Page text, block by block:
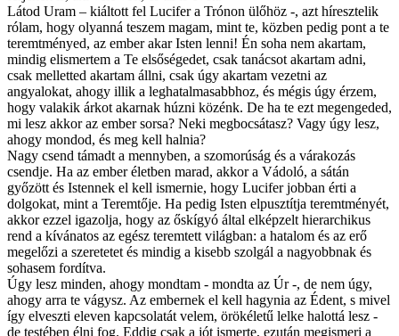
Látod Uram – kiáltott fel Lucifer a Trónon ülőhöz -, azt híresztelik
rólam, hogy olyanná teszem magam, mint te, közben pedig pont a te
teremtményed, az ember akar Isten lenni! Én soha nem akartam,
mindig elismertem a Te elsőségedet, csak tanácsot akartam adni,
csak melletted akartam állni, csak úgy akartam vezetni az
angyalokat, ahogy illik a leghatalmasabbhoz, és mégis úgy érzem,
hogy valakik árkot akarnak húzni közénk. De ha te ezt megengeded,
mi lesz akkor az ember sorsa? Neki megbocsátasz? Vagy úgy lesz,
ahogy mondod, és meg kell halnia?
Nagy csend támadt a mennyben, a szomorúság és a várakozás
csendje. Ha az ember életben marad, akkor a Vádoló, a sátán
győzött és Istennek el kell ismernie, hogy Lucifer jobban érti a
dolgokat, mint a Teremtője. Ha pedig Isten elpusztítja teremtményét,
akkor ezzel igazolja, hogy az őskígyó által elképzelt hierarchikus
rend a kívánatos az egész teremtett világban: a hatalom és az erő
megelőzi a szeretetet és mindig a kisebb szolgál a nagyobbnak és
sohasem fordítva.
Úgy lesz minden, ahogy mondtam - mondta az Úr -, de nem úgy,
ahogy arra te vágysz. Az embernek el kell hagynia az Édent, s mivel
így elveszti eleven kapcsolatát velem, örökéletű lelke halottá lesz -
de testében élni fog. Eddig csak a jót ismerte, ezután megismeri a